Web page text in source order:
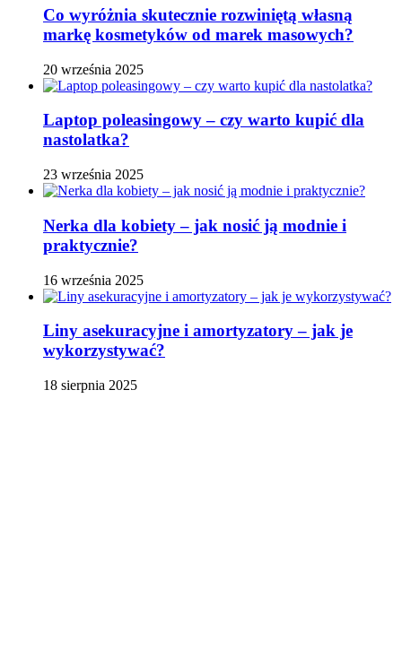
Co wyróżnia skutecznie rozwiniętą własną
markę kosmetyków od marek masowych?
20 września 2025
Laptop poleasingowy – czy warto kupić dla
nastolatka?
23 września 2025
Nerka dla kobiety – jak nosić ją modnie i
praktycznie?
16 września 2025
Liny asekuracyjne i amortyzatory – jak je
wykorzystywać?
18 sierpnia 2025